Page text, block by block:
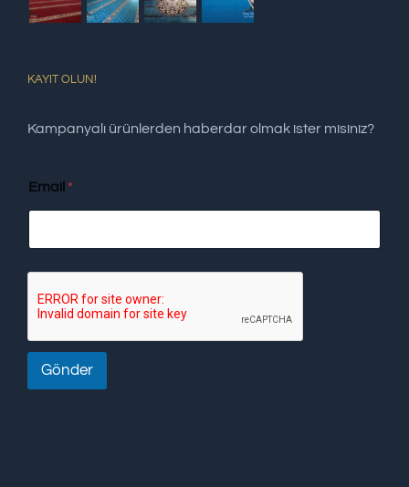
KAYIT OLUN!
Kampanyalı ürünlerden haberdar olmak ister misiniz?
Email *
Gönder